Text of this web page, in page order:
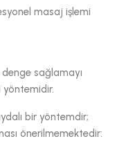
masaj işlemi
denge sağlamayı
yöntemidir.
bir yöntemdir;
önerilmemektedir: